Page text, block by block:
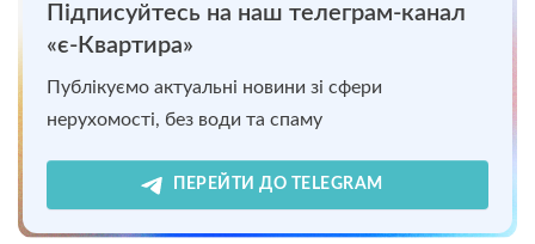
Підписуйтесь на наш телеграм-канал
«є-Квартира»
Публікуємо актуальні новини зі сфери
нерухомості, без води та спаму
ПЕРЕЙТИ ДО TELEGRAM